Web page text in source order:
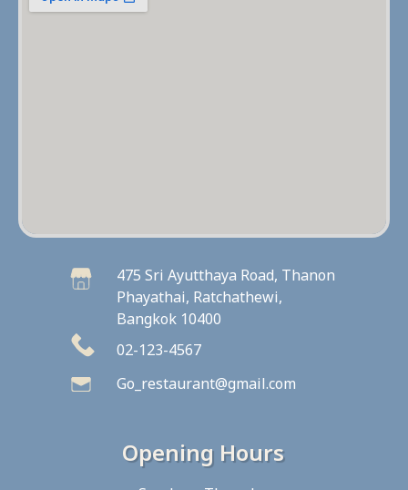
475 Sri Ayutthaya Road, Thanon
Phayathai, Ratchathewi,
Bangkok 10400
02-123-4567
Go_restaurant@gmail.com
Opening Hours